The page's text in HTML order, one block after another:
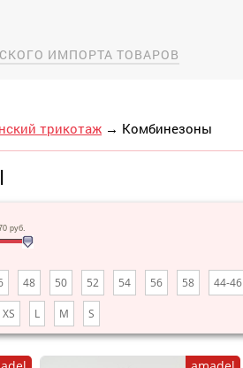
ИМПОРТА ТОВАРОВ
трикотаж → Комбинезоны
руб.
48 50 52 54 56 58 44-46
XS L M S